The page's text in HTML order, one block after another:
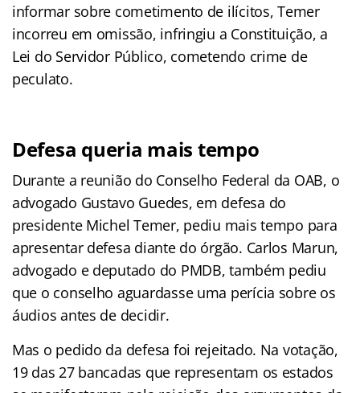
informar sobre cometimento de ilícitos, Temer
incorreu em omissão, infringiu a Constituição, a
Lei do Servidor Público, cometendo crime de
peculato.
Defesa queria mais tempo
Durante a reunião do Conselho Federal da OAB, o
advogado Gustavo Guedes, em defesa do
presidente Michel Temer, pediu mais tempo para
apresentar defesa diante do órgão. Carlos Marun,
advogado e deputado do PMDB, também pediu
que o conselho aguardasse uma perícia sobre os
áudios antes de decidir.
Mas o pedido da defesa foi rejeitado. Na votação,
19 das 27 bancadas que representam os estados